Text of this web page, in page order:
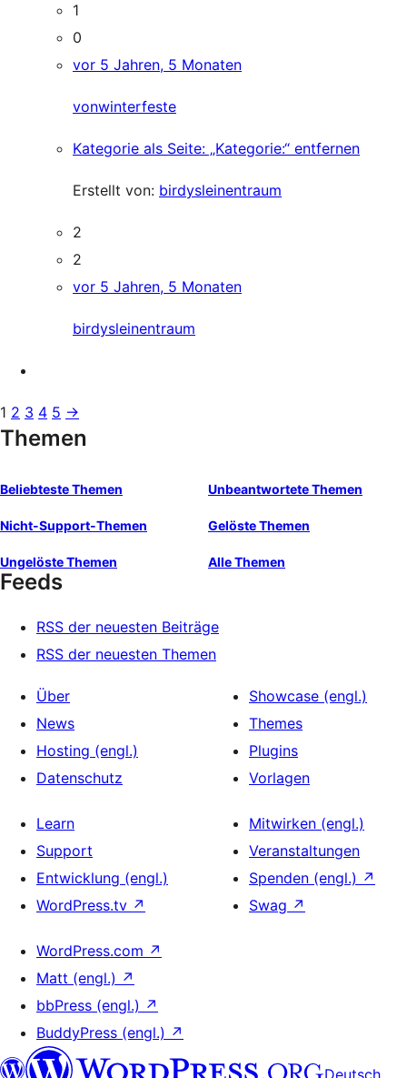
1
0
vor 5 Jahren, 5 Monaten
vonwinterfeste
Kategorie als Seite: „Kategorie:“ entfernen
Erstellt von: birdysleinentraum
2
2
vor 5 Jahren, 5 Monaten
birdysleinentraum
1 2 3 4 5 →
Themen
Beliebteste Themen Unbeantwortete Themen
Nicht-Support-Themen Gelöste Themen
Ungelöste Themen Alle Themen
Feeds
RSS der neuesten Beiträge
RSS der neuesten Themen
Über
News
Hosting (engl.)
Datenschutz
Showcase (engl.)
Themes
Plugins
Vorlagen
Learn
Support
Entwicklung (engl.)
WordPress.tv ↗
Mitwirken (engl.)
Veranstaltungen
Spenden (engl.) ↗
Swag ↗
WordPress.com ↗
Matt (engl.) ↗
bbPress (engl.) ↗
BuddyPress (engl.) ↗
Deutsch